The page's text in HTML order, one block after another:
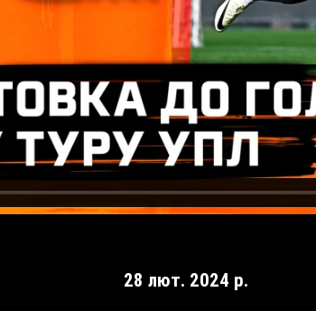
28 лют. 2024 р.